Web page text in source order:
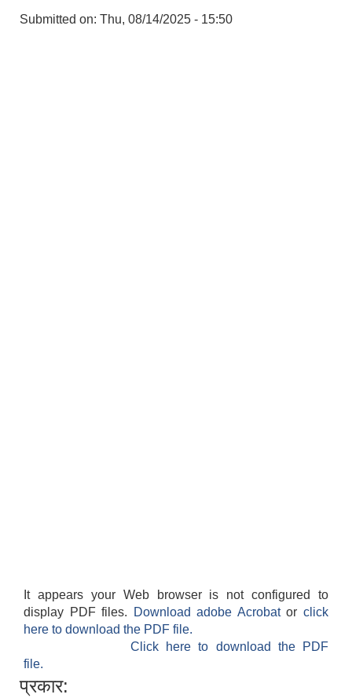
Submitted on: Thu, 08/14/2025 - 15:50
It appears your Web browser is not configured to
display PDF files.
Download adobe Acrobatorclick
here to download the PDF file.
Click here to download the PDF
file.
प्रकार: